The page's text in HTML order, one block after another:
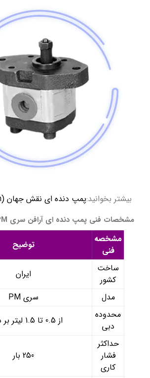
بیشتر بخوانید:پمپ دنده ای نقش جهان (Naghshe Jahan)
مشخصات فنی پمپ دنده ای آرافن سری PM
مشخصه
فنی
توضیح
ساخت
کشور
ایران
مدل
سری PM
محدوده
دبی
از 0.5 تا 1.5 لیتر بر دقیقه
حداکثر
فشار
کاری
250 بار